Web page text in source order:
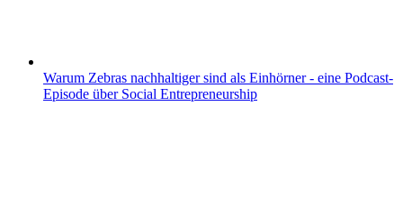
Warum Zebras nachhaltiger sind als Einhörner - eine Podcast-
Episode über Social Entrepreneurship